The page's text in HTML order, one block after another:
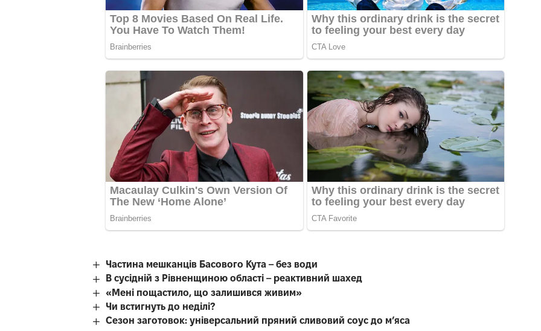
Частина мешканців Басового Кута – без води
В сусідній з Рівненщиною області – реактивний шахед
«Мені пощастило, що залишився живим»
Чи встигнуть до неділі?
Сезон заготовок: універсальний пряний сливовий соус до мʼяса